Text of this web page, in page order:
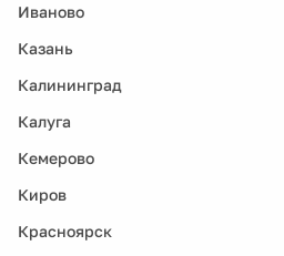
Иваново
Казань
Калининград
Калуга
Кемерово
Киров
Красноярск